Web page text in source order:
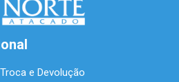
e Devolução